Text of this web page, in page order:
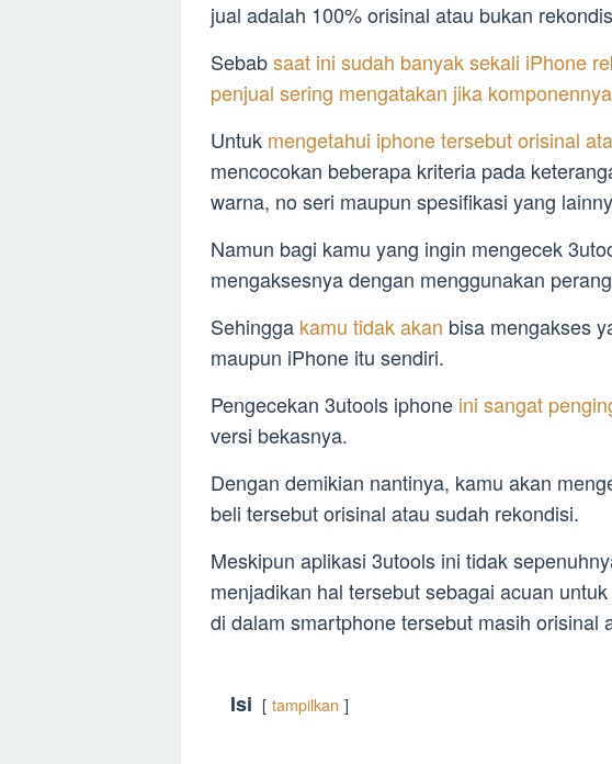
jual adalah 100% orisinal atau bukan
Sebabsaat ini sudah banyak sekali iPhone
penjual sering mengatakan jika
Untuk mengetahui iphone tersebut orisinal
mencocokan beberapa kriteria pada
warna, no seri maupun spesifikasi yang
Namun bagi kamu yang ingin mengecek
mengaksesnya dengan menggunakan
Sehingga kamu tidak akan bisa mengakses
maupun iPhone itu sendiri.
Pengecekan 3utools iphone ini sangat
versi bekasnya.
Dengan demikian nantinya, kamu akan
beli tersebut orisinal atau sudah rekondisi.
Meskipun aplikasi 3utools ini tidak
menjadikan hal tersebut sebagai acuan
di dalam smartphone tersebut masih orisinal
Isi tampilkan